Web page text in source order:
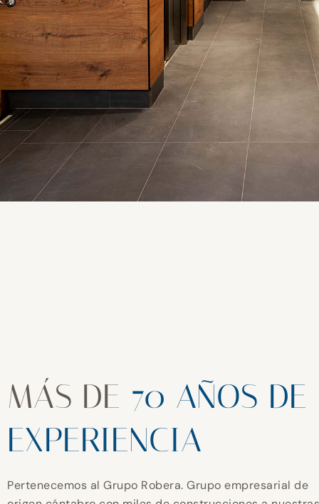
MÁS DE 70 AÑOS DE
EXPERIENCIA
Pertenecemos al Grupo Robera. Grupo empresarial de